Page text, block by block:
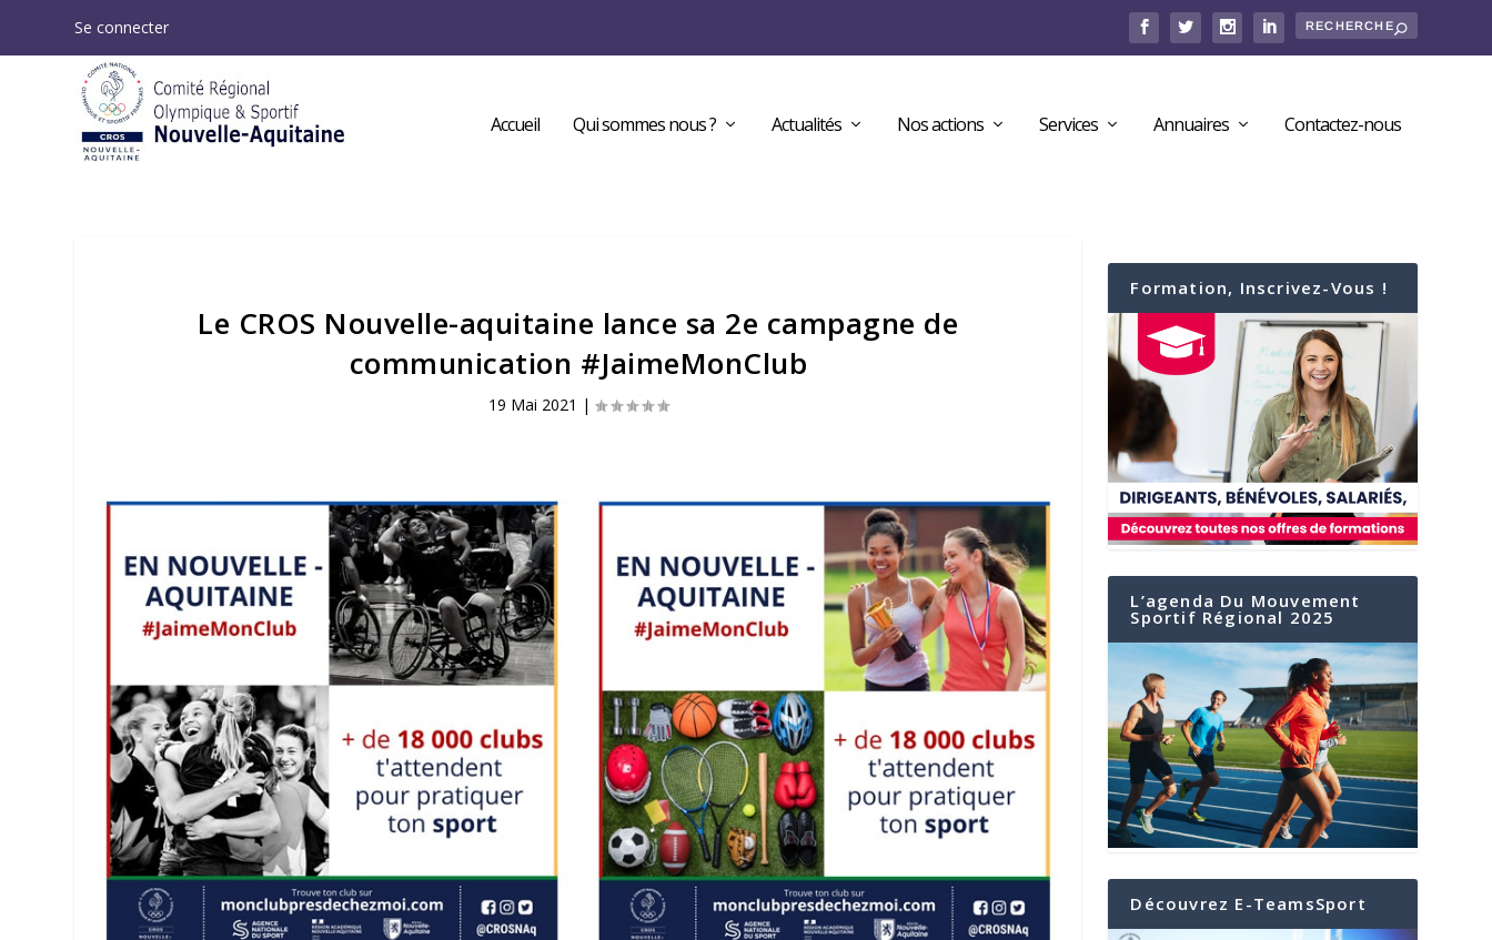
Se connecter
Accueil Qui sommes nous ? Actualités Nos actions Services Annuaires Contactez-nous
Le CROS Nouvelle-aquitaine lance sa 2e campagne de
communication #JaimeMonClub
19 Mai 2021 |
Formation, Inscrivez-Vous !
L’agenda Du Mouvement
Sportif Régional 2025
Découvrez E-TeamsSport